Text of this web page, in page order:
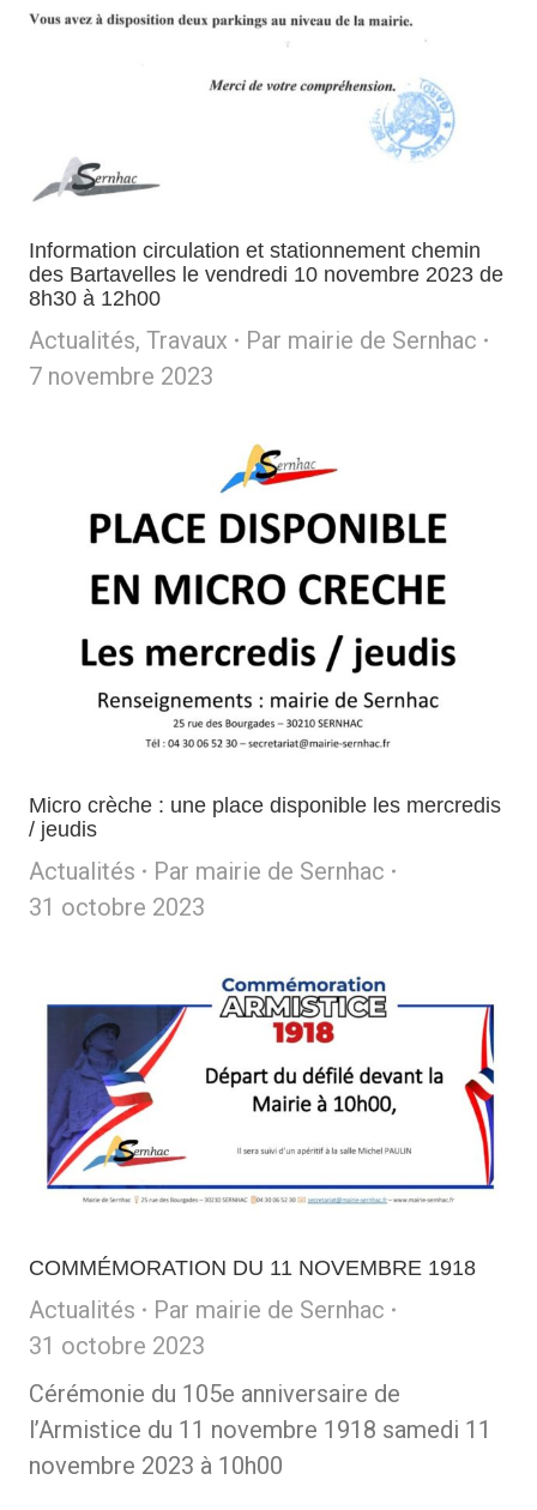
Information circulation et stationnement chemin
des Bartavelles le vendredi 10 novembre 2023 de
8h30 à 12h00
Actualités, Travaux Par mairie de Sernhac
7 novembre 2023
Micro crèche : une place disponible les mercredis
/ jeudis
Actualités Par mairie de Sernhac
31 octobre 2023
COMMÉMORATION DU 11 NOVEMBRE 1918
Actualités Par mairie de Sernhac
31 octobre 2023
Cérémonie du 105e anniversaire de
l’Armistice du 11 novembre 1918 samedi 11
novembre 2023 à 10h00